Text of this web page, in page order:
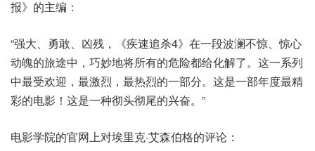
报》的主编：
“强大、勇敢、凶残，《疾速追杀4》在一段波澜不惊、惊心
动魄的旅途中，巧妙地将所有的危险都给化解了。这一系列
中最受欢迎，最激烈，最热烈的一部分。这是一部年度最精
彩的电影！这是一种彻头彻尾的兴奋。”
电影学院的官网上对埃里克·艾森伯格的评论：